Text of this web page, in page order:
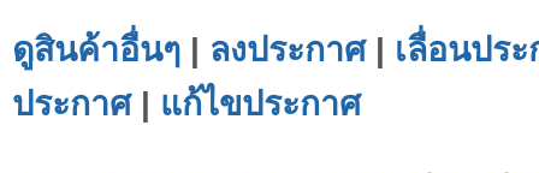
ดูสินค้าอื่นๆ | ลงประกาศ| เลื่อนปร
ประกาศ| แก้ไขประกาศ